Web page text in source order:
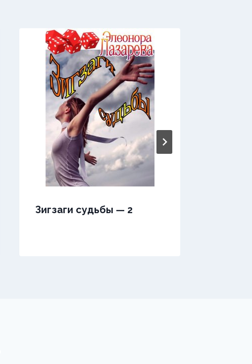
Зигзаги судьбы — 2